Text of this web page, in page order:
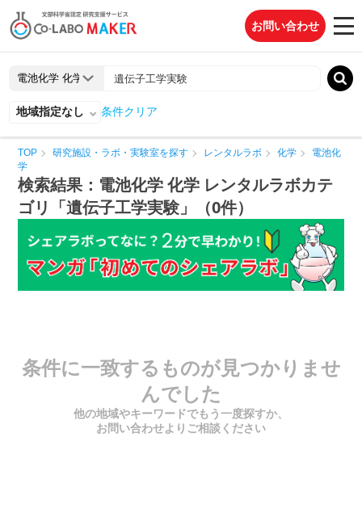
お問い合わせ
地域指定なし 条件クリア
TOP 研究施設・ラボ・実験室を探す レンタルラボ 化学
電池化
学
検索結果：電池化学 化学 レンタルラボカテ
ゴリ「遺伝子工学実験」（0件）
条件に一致するものが見つかりませ
んでした
他の地域やキーワードでもう一度探すか、
お問い合わせよりご相談ください